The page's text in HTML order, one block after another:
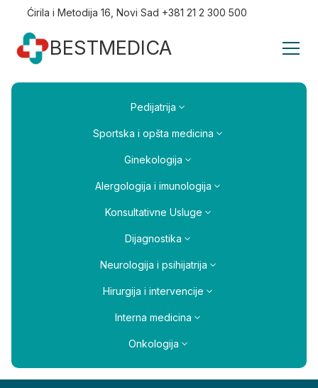
Ćirila i Metodija 16, Novi Sad +381 21 2 300 500
BESTMEDICA
Pedijatrija
Sportska i opšta medicina
Ginekologija
Alergologija i imunologija
Konsultativne Usluge
Dijagnostika
Neurologija i psihijatrija
Hirurgija i intervencije
Interna medicina
Onkologija